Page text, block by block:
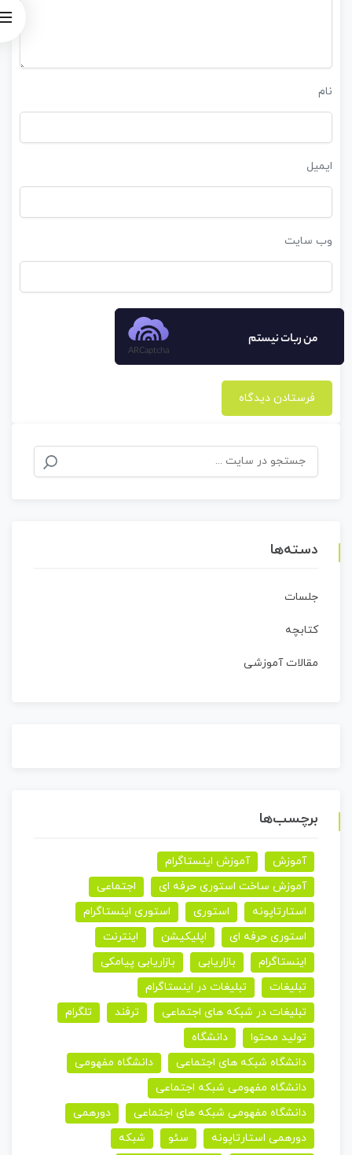
نام
ایمیل
وب‌ سایت
من ربات نیستم
ARCaptcha
جستجو
برای:
دسته‌ها
جلسات
کتابچه
مقالات آموزشی
برچسب‌ها
آموزش
آموزش اینستاگرام
آموزش ساخت استوری حرفه ای
اجتماعی
استارتاپونه
استوری
استوری اینستاگرام
استوری حرفه ای
اپلیکیشن
اینترنت
اینستاگرام
بازاریابی
بازاریابی پیامکی
تبلیغات
تبلیغات در اینستاگرام
تبلیغات در شبکه های اجتماعی
ترفند
تلگرام
تولید محتوا
دانشگاه
دانشگاه شبکه های اجتماعی
دانشگاه مفهومی
دانشگاه مفهومی شبکه اجتماعی
دانشگاه مفهومی شبکه های اجتماعی
دورهمی
دورهمی استارتاپونه
سئو شبکه